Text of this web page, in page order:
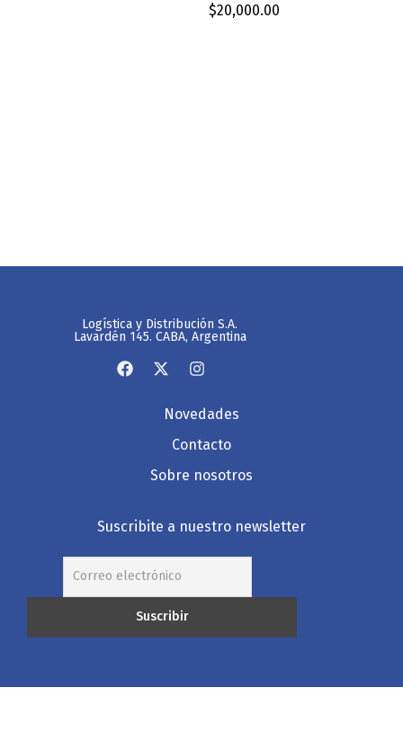
$20,000.00
Logística y Distribución S.A.
Lavardén 145. CABA, Argentina
Novedades
Contacto
Sobre nosotros
Suscribite a nuestro newsletter